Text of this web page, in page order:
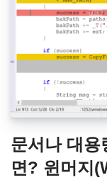
문서나 대용
면? 윈머지